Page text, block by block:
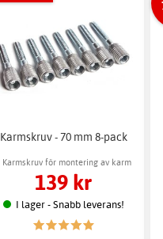
Karmskruv - 70 mm 8-pack
Karmskruv för montering av karm
139 kr
I lager - Snabb leverans!